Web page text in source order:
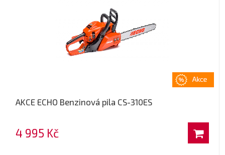
AKCE ECHO Benzinová pila CS-310ES
4 995 Kč